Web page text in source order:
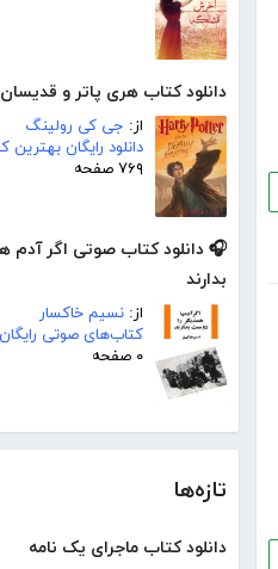
دانلود کتاب هری پاتر و قدیسان
از: جی کی رولینگ
دانلود رایگان
۷۶۹ صفحه
🎧 دانلود کتاب صوتی اگر آدم
بدارند
از: نسیم خاکسار
کتاب‌های صوتی
۰ صفحه
تازه‌ها
دانلود کتاب ماجرای یک نامه